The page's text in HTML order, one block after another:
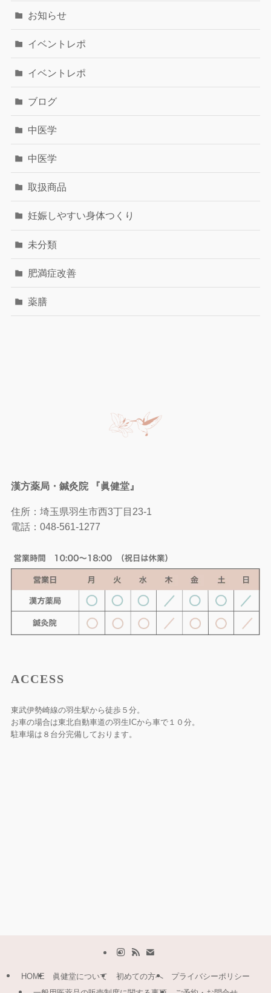
お知らせ
イベントレポ
イベントレポ
ブログ
中医学
中医学
取扱商品
妊娠しやすい身体つくり
未分類
肥満症改善
薬膳
漢方薬局・鍼灸院 『眞健堂』
住所：埼玉県羽生市西3丁目23-1
電話： 048-561-1277
ACCESS
東武伊勢崎線の羽生駅から徒歩５分。
お車の場合は東北自動車道の羽生ICから車で１０分。
駐車場は８台分完備しております。
HOME 眞健堂について 初めての方へ
プライバシーポリシー